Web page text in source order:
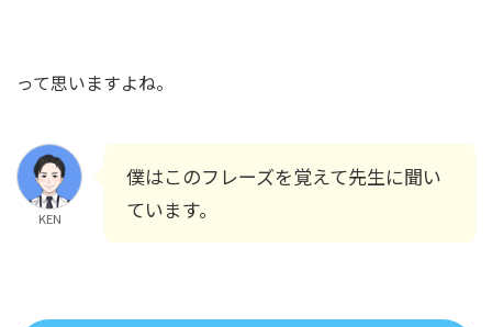
って思いますよね。
KEN
僕はこのフレーズを覚えて先生に聞い
ています。